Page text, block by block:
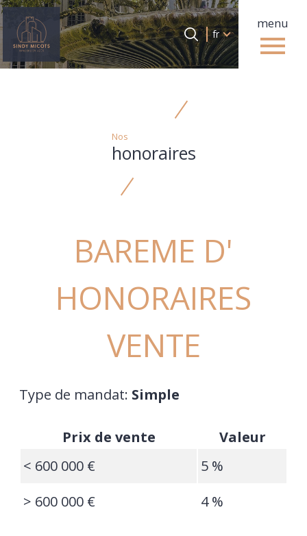
menu
Langue
fr
Accueil 0 Langue
fr
Nos
honoraires
BAREME D'
HONORAIRES
VENTE
Type de mandat: Simple
Prix de vente
Valeur
< 600 000 €
5 %
> 600 000 € 4 %